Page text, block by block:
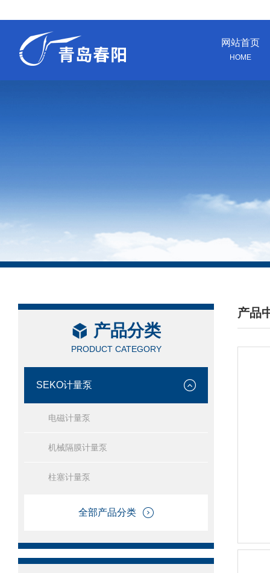
网站首页
HOME
产品分类
PRODUCT CATEGORY
SEKO计量泵
电磁计量泵
机械隔膜计量泵
柱塞计量泵
全部产品分类
产品
/